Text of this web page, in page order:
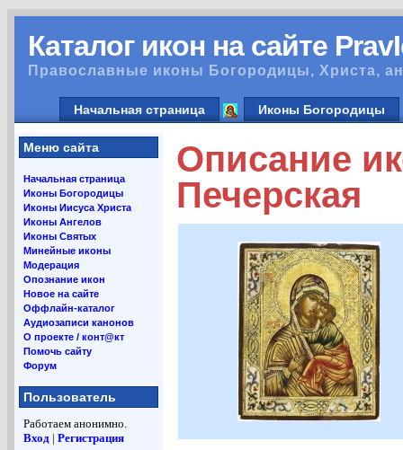
Каталог икон на сайте
Православные иконы Богородицы, Христа,
Начальная страница Иконы Богородицы
Меню сайта
Начальная страница
Иконы Богородицы
Иконы Иисуса Христа
Иконы Ангелов
Иконы Святых
Минейные иконы
Модерация
Опознание икон
Новое на сайте
Оффлайн-каталог
Аудиозаписи канонов
О проекте / конт@кт
Помочь сайту
Форум
Пользователь
Работаем анонимно.
Вход | Регистрация
Описание
Печерская